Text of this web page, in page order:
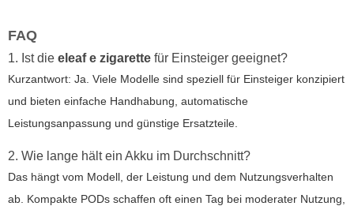
FAQ
1. Ist die eleaf e zigarette für Einsteiger geeignet?
Kurzantwort: Ja. Viele Modelle sind speziell für Einsteiger konzipiert
und bieten einfache Handhabung, automatische
Leistungsanpassung und günstige Ersatzteile.
2. Wie lange hält ein Akku im Durchschnitt?
Das hängt vom Modell, der Leistung und dem Nutzungsverhalten
ab. Kompakte PODs schaffen oft einen Tag bei moderater Nutzung,